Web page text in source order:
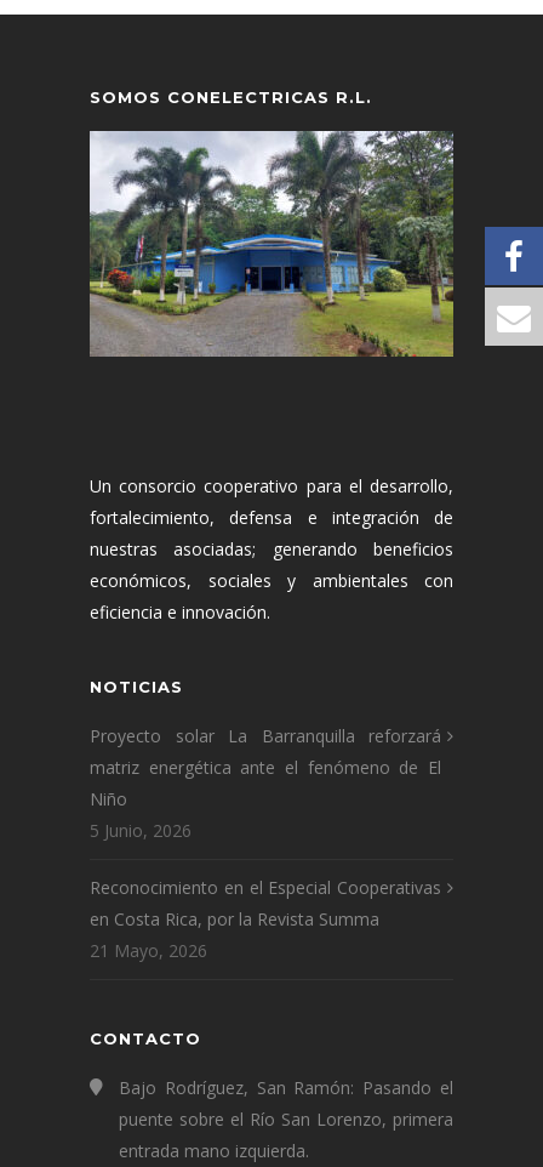
SOMOS CONELECTRICAS R.L.
Un consorcio cooperativo para el desarrollo,
fortalecimiento, defensa e integración de
nuestras asociadas; generando beneficios
económicos, sociales y ambientales con
eficiencia e innovación.
NOTICIAS
Proyecto solar La Barranquilla reforzará
matriz energética ante el fenómeno de El
Niño
5 Junio, 2026
Reconocimiento en el Especial Cooperativas
en Costa Rica, por la Revista Summa
21 Mayo, 2026
CONTACTO
Bajo Rodríguez, San Ramón: Pasando el
puente sobre el Río San Lorenzo, primera
entrada mano izquierda.